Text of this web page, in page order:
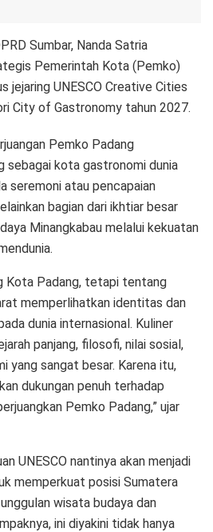
Sumbar, Nanda Satria
Pemerintah Kota (Pemko)
jejaring UNESCO Creative Cities
City of Gastronomy tahun 2027.
Pemko Padang
sebagai kota gastronomi dunia
seremoni atau pencapaian
bagian dari ikhtiar besar
Minangkabau melalui kekuatan
Kota Padang, tetapi tentang
memperlihatkan identitas dan
dunia internasional. Kuliner
panjang, filosofi, nilai sosial,
yang sangat besar. Karena itu,
dukungan penuh terhadap
Pemko Padang,” ujar
UNESCO nantinya akan menjadi
memperkuat posisi Sumatera
wisata budaya dan
ini diyakini tidak hanya